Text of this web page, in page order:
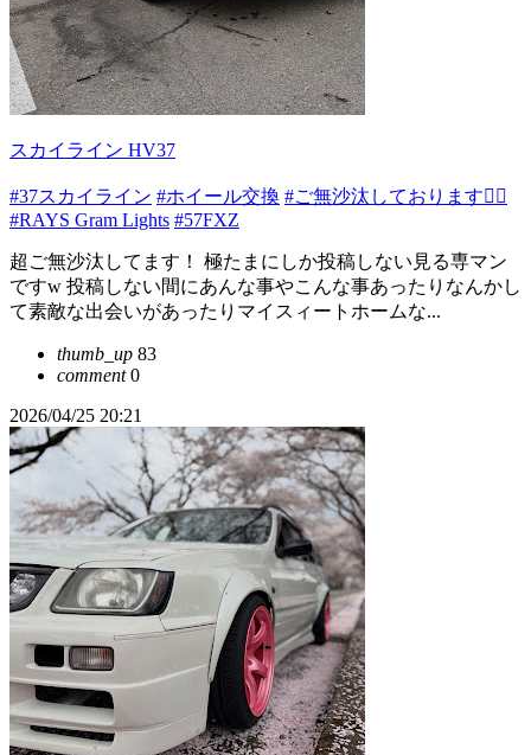
スカイライン HV37
#37スカイライン #ホイール交換 #ご無沙汰しております🙇‍♂️
#RAYS Gram Lights #57FXZ
超ご無沙汰してます！ 極たまにしか投稿しない見る専マン
ですw 投稿しない間にあんな事やこんな事あったりなんかし
て素敵な出会いがあったりマイスィートホームな...
thumb_up 83
comment0
2026/04/25 20:21